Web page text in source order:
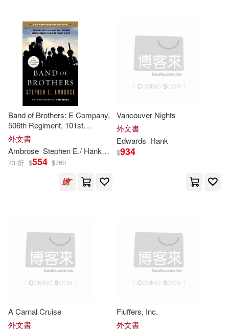
Ken(4)
King(4) Kurt/ Belliston(4)
Leo(4)
Matt(4) Melanie(4)
Patrick(4) Paul (EDT)(4)
Reinhard(4)
Robyn/ Hanks(4)
Rutkowski(4)
Sanders(4) Sarah(4)
Boyds Mills Pr(1)
Brazos Pr(1) CONCORD(1)
CRC Pubns(1)
Canadian Scholars Pr(1)
Cardinal Pub Group(1)
Cedar Fort(1)
Cengage Learning(1)
Band of Brothers: E Company,
506th Regiment, 101st
Airborne from Normandy to
Hitler’s Eagle’s Nest
外文書
Ambrose Stephen E./ Hanks Tom (FRW)
73 折 $554 $760
Vancouver Nights
外文書
Edwards Hank
$934
A Carnal Cruise
外文書
Fluffers, Inc.
外文書